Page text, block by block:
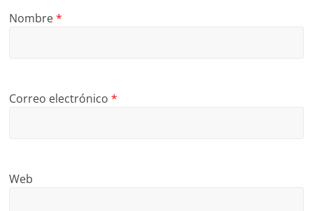
Nombre*
Correo electrónico*
Web